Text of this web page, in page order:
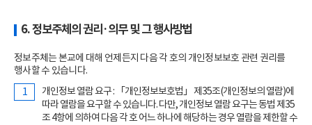
6. 정보주체의 권리·의무 및 그 행사방법
정보주체는 본교에 대해 언제든지 다음 각 호의 개인정보보호 관련 권리를
행사할 수 있습니다.
개인정보 열람 요구 : 「개인정보보호법」 제35조(개인정보의 열람)에
따라 열람을 요구할 수 있습니다. 다만, 개인정보 열람 요구는 동법 제35
조 4항에 의하여 다음 각 호 어느 하나에 해당하는 경우 열람을 제한할 수